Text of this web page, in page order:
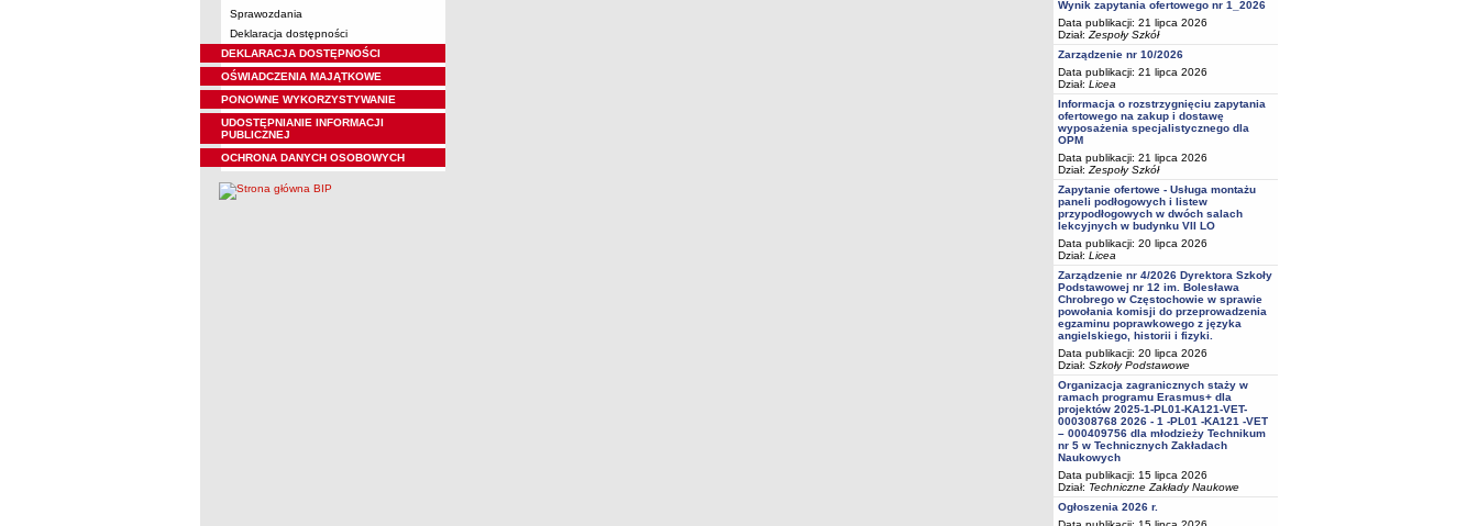
Sprawozdania
Deklaracja dostępności
DEKLARACJA DOSTĘPNOŚCI
OŚWIADCZENIA MAJĄTKOWE
PONOWNE WYKORZYSTYWANIE
UDOSTĘPNIANIE INFORMACJI
PUBLICZNEJ
OCHRONA DANYCH OSOBOWYCH
Wynik zapytania ofertowego nr 1_2026
Data publikacji: 21 lipca 2026
Dział: Zespoły Szkół
Zarządzenie nr 10/2026
Data publikacji: 21 lipca 2026
Dział: Licea
Informacja o rozstrzygnięciu zapytania
ofertowego na zakup i dostawę
wyposażenia specjalistycznego dla
OPM
Data publikacji: 21 lipca 2026
Dział: Zespoły Szkół
Zapytanie ofertowe - Usługa montażu
paneli podłogowych i listew
przypodłogowych w dwóch salach
lekcyjnych w budynku VII LO
Data publikacji: 20 lipca 2026
Dział: Licea
Zarządzenie nr 4/2026 Dyrektora Szkoły
Podstawowej nr 12 im. Bolesława
Chrobrego w Częstochowie w sprawie
powołania komisji do przeprowadzenia
egzaminu poprawkowego z języka
angielskiego, historii i fizyki.
Data publikacji: 20 lipca 2026
Dział: Szkoły Podstawowe
Organizacja zagranicznych staży w
ramach programu Erasmus+ dla
projektów 2025-1-PL01-KA121-VET-
000308768 2026 - 1 -PL01 -KA121 -VET
– 000409756 dla młodzieży Technikum
nr 5 w Technicznych Zakładach
Naukowych
Data publikacji: 15 lipca 2026
Dział: Techniczne Zakłady Naukowe
Ogłoszenia 2026 r.